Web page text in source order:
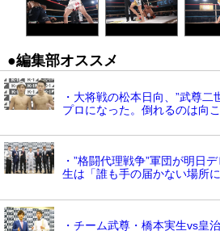
●編集部オススメ
・大将戦の松本日向、”武尊
プロになった。倒れるのは向こ
・”格闘代理戦争”軍団が明日
生は「誰も手の届かない場所に
・チーム武尊・橋本実生vs皇